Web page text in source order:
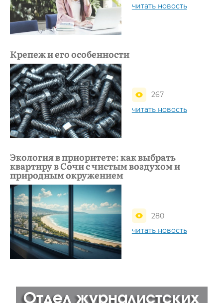
читать новость
Крепеж и его особенности
267
читать новость
Экология в приоритете: как выбрать
квартиру в Сочи с чистым воздухом и
природным окружением
280
читать новость